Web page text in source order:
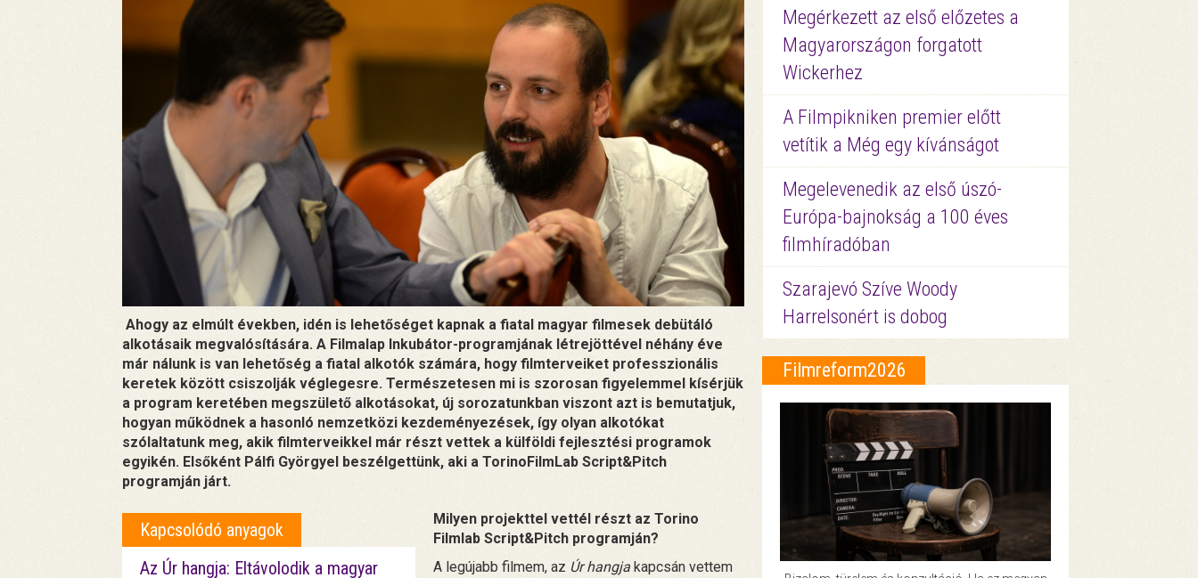
Ahogy az elmúlt években, idén is lehetőséget kapnak a fiatal magyar filmesek debütáló
alkotásaik megvalósítására. A Filmalap Inkubátor-programjának létrejöttével néhány éve
már nálunk is van lehetőség a fiatal alkotók számára, hogy filmterveiket professzionális
keretek között csiszolják véglegesre. Természetesen mi is szorosan figyelemmel kísérjük
a program keretében megszülető alkotásokat, új sorozatunkban viszont azt is bemutatjuk,
hogyan működnek a hasonló nemzetközi kezdeményezések, így olyan alkotókat
szólaltatunk meg, akik filmterveikkel már részt vettek a külföldi fejlesztési programok
egyikén. Elsőként Pálfi Györgyel beszélgettünk, aki a TorinoFilmLab Script&Pitch
programján járt.
Kapcsolódó anyagok
Az Úr hangja: Eltávolodik a magyar
Milyen projekttel vettél részt az Torino
Filmlab Script&Pitch programján?
A legújabb filmem, az Úr hangja kapcsán vettem
Megérkezett az első előzetes a
Magyarországon forgatott
Wickerhez
A Filmpikniken premier előtt
vetítik a Még egy kívánságot
Megelevenedik az első úszó-
Európa-bajnokság a 100 éves
filmhíradóban
Szarajevó Szíve Woody
Harrelsonért is dobog
Filmreform2026